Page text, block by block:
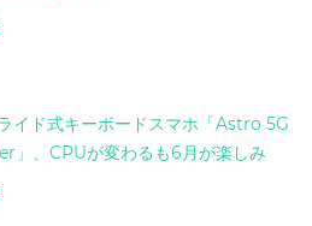
イド式キーボードスマホ「Astro 5G
」、CPUが変わるも6月が楽しみ